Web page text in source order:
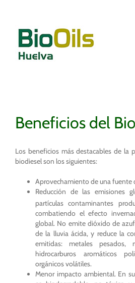
Beneficios del
Los beneficios más destacables de la
biodiesel son los siguientes:
Aprovechamiento de una fuente
Reducción de las emisiones
partículas contaminantes
combatiendo el efecto
global. No emite dióxido de
de la lluvia ácida, y reduce la
emitidas: metales pesados,
hidrocarburos aromáticos
orgánicos volátiles.
Menor impacto ambiental. En